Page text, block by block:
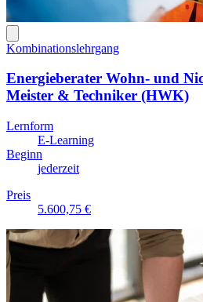
Kombinationslehrgang
Energieberater Wohn- und
Meister & Techniker (HWK)
Lernform
E-Learning
Beginn
jederzeit
Preis
5.600,75 €